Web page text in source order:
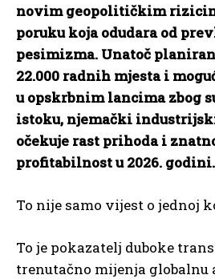
novim geopolitičkim
poruku koja odudara od
pesimizma. Unatoč
22.000 radnih mjesta i
u opskrbnim lancima zbog
istoku, njemački
očekuje rast prihoda i
profitabilnost u 2026. godini.
To nije samo vijest o jednoj
To je pokazatelj duboke
trenutačno mijenja globalnu